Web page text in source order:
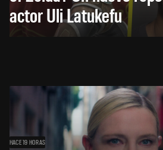
actor Uli Latukefu
HACE 19 HORAS